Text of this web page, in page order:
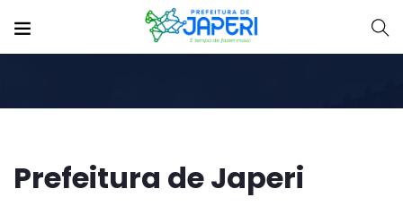
Prefeitura de Japeri